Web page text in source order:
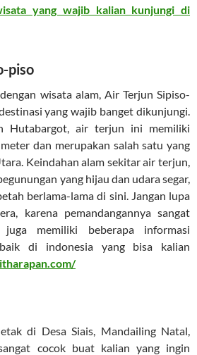
yang wajib kalian kunjungi di
piso
wisata alam, Air Terjun Sipiso-
yang wajib banget dikunjungi.
Hutabargot, air terjun ini memiliki
dan merupakan salah satu yang
Keindahan alam sekitar air terjun,
yang hijau dan udara segar,
berlama-lama di sini. Jangan lupa
karena pemandangannya sangat
juga memiliki beberapa informasi
di indonesia yang bisa kalian
di Desa Siais, Mandailing Natal,
cocok buat kalian yang ingin